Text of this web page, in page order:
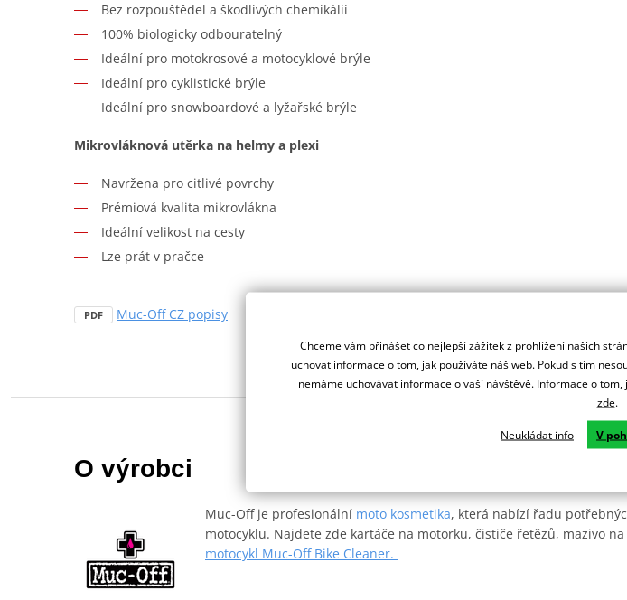
Bez rozpouštědel a škodlivých chemikálií
100% biologicky odbouratelný
Ideální pro motokrosové a motocyklové brýle
Ideální pro cyklistické brýle
Ideální pro snowboardové a lyžařské brýle
Mikrovláknová utěrka na helmy a plexi
Navržena pro citlivé povrchy
Prémiová kvalita mikrovlákna
Ideální velikost na cesty
Lze prát v pračce
PDF Muc-Off CZ popisy
O výrobci
Muc-Off je profesionální moto kosmetika, která nabízí řadu
motocyklu. Najdete zde kartáče na motorku, čističe řetězů, mazivo
motocykl Muc-Off Bike Cleaner.
Chceme vám přinášet co nejlepší zážitek z prohlížení našich
uchovat informace o tom, jak používáte náš web. Pokud s tím
nemáme uchovávat informace o vaší návštěvě. Informace o
zde.
Neukládat info V